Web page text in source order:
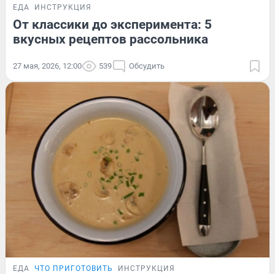
ЕДА ИНСТРУКЦИЯ
От классики до эксперимента: 5
вкусных рецептов рассольника
27 мая, 2026, 12:00 539 Обсудить
ЕДА ЧТО ПРИГОТОВИТЬ ИНСТРУКЦИЯ